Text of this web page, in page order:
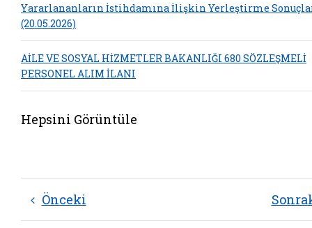
Yararlananların İstihdamına İlişkin Yerleştirme
(20.05.2026)
AİLE VE SOSYAL HİZMETLER BAKANLIĞI 680 SÖZLEŞMELİ
PERSONEL ALIM İLANI
Hepsini Görüntüle
Önceki